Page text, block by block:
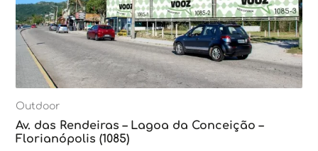
Outdoor
Av. das Rendeiras – Lagoa da Conceição –
Florianópolis (1085)